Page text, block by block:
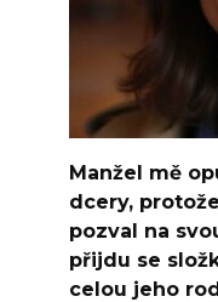
Manžel mě
dcery,
pozval na
přijdu se
celou jeho